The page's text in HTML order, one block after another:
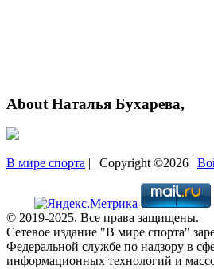
About Наталья Бухарева,
В мире спорта | | Copyright ©2026 |
© 2019-2025. Все права защищены.
Сетевое издание "В мире спорта"
Федеральной службе по надзору в
информационных технологий и